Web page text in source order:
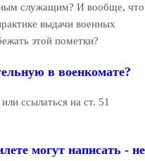
служащим? И вообще, что
выдачи военных
этой пометки?
в военкомате?
ссылаться на ст. 51
могут написать - не